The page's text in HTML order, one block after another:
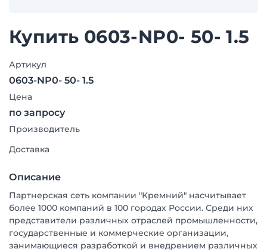
Купить 0603-NP0- 50- 1.5
Артикул
0603-NP0- 50- 1.5
Цена
по запросу
Производитель
Доставка
Описание
Партнерская сеть компании "Кремний" насчитывает
более 1000 компаний в 100 городах России. Среди них
представители различных отраслей промышленности,
государственные и коммерческие организации,
занимающиеся разработкой и внедрением различных